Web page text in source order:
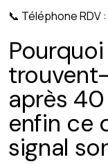
📞 Téléphone RDV :
après
enfin ce
signal